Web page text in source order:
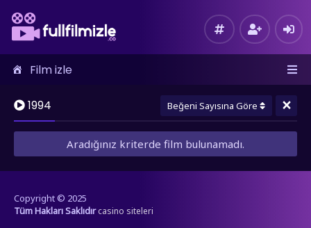
Film izle
1994 Beğeni Sayısına Göre ×
Aradığınız kriterde film bulunamadı.
Copyright © 2025
Tüm Hakları Saklıdır casino siteleri